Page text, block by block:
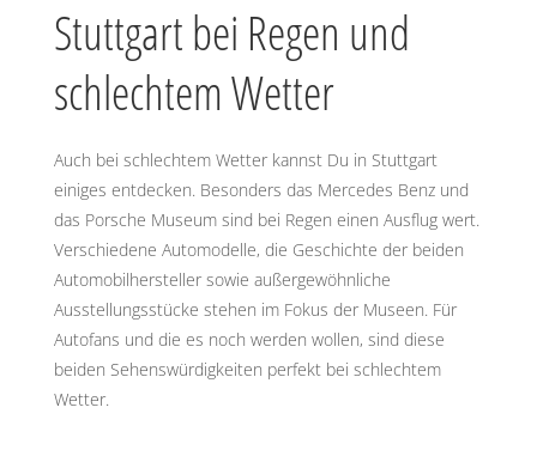
Stuttgart bei Regen und
schlechtem Wetter
Auch bei schlechtem Wetter kannst Du in Stuttgart
einiges entdecken. Besonders das Mercedes Benz und
das Porsche Museum sind bei Regen einen Ausflug wert.
Verschiedene Automodelle, die Geschichte der beiden
Automobilhersteller sowie außergewöhnliche
Ausstellungsstücke stehen im Fokus der Museen. Für
Autofans und die es noch werden wollen, sind diese
beiden Sehenswürdigkeiten perfekt bei schlechtem
Wetter.